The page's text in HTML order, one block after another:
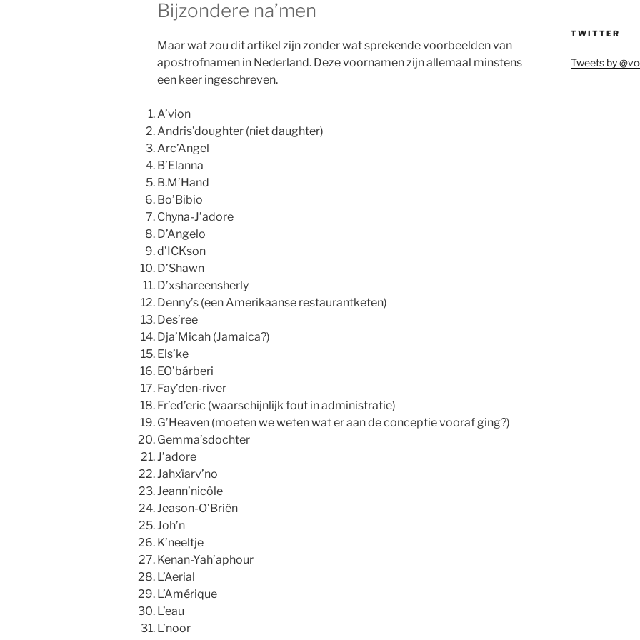
Bijzondere na’men
Maar wat zou dit artikel zijn zonder wat sprekende voorbeelden van
apostrofnamen in Nederland. Deze voornamen zijn allemaal minstens
een keer ingeschreven.
A’vion
Andris’doughter (niet daughter)
Arc’Angel
B’Elanna
B.M’Hand
Bo’Bibio
Chyna-J’adore
D’Angelo
d’ICKson
D’Shawn
D’xshareensherly
Denny’s (een Amerikaanse restaurantketen)
Des’ree
Dja’Micah (Jamaica?)
Els’ke
EO’bárberi
Fay’den-river
Fr’ed’eric (waarschijnlijk fout in administratie)
G’Heaven (moeten we weten wat er aan de conceptie vooraf ging?)
Gemma’sdochter
J’adore
Jahxïarv’no
Jeann’nicôle
Jeason-O’Briën
Joh’n
K’neeltje
Kenan-Yah’aphour
L’Aerial
L’Amérique
L’eau
L’noor
TWITTER
Tweets by